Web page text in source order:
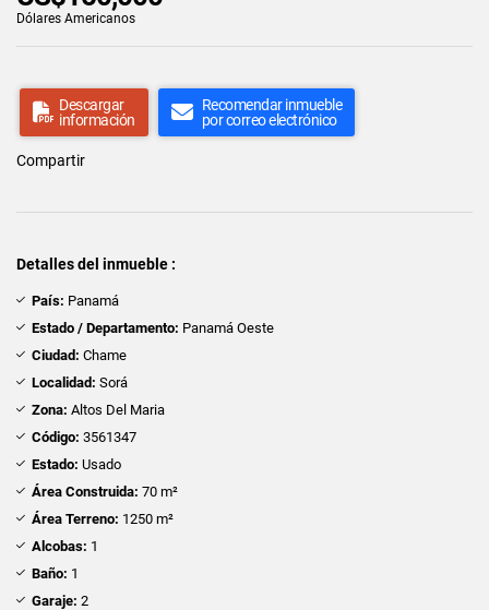
Dólares Americanos
Descargar
información
Recomendar inmueble
por correo electrónico
Compartir
Detalles del inmueble :
País: Panamá
Estado / Departamento: Panamá Oeste
Ciudad: Chame
Localidad: Sorá
Zona: Altos Del Maria
Código: 3561347
Estado: Usado
Área Construida: 70 m²
Área Terreno: 1250 m²
Alcobas: 1
Baño: 1
Garaje: 2